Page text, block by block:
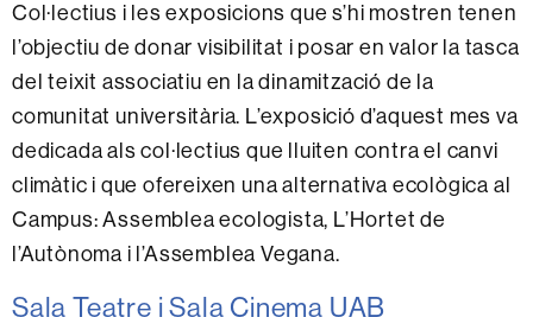
Col·lectius i les exposicions que s’hi mostren tenen
l’objectiu de donar visibilitat i posar en valor la tasca
del teixit associatiu en la dinamització de la
comunitat universitària. L’exposició d’aquest mes va
dedicada als col·lectius que lluiten contra el canvi
climàtic i que ofereixen una alternativa ecològica al
Campus: Assemblea ecologista, L’Hortet de
l’Autònoma i l’Assemblea Vegana.
Sala Teatre i Sala Cinema UAB